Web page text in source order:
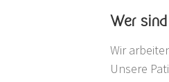
Wer
Wir
Unsere